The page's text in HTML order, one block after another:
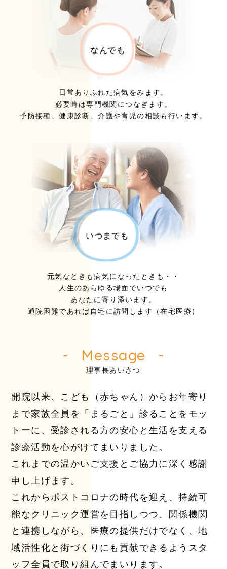
日常ありふれた病気をみます。
必要時は専門機関につなぎます。
予防接種、健康診断、介護や育児の相談も行います。
元気なときも病気になったときも・・
人生のあらゆる場面でいつでも
あなたに寄り添います。
通院困難であれば自宅に訪問します（在宅医療）
理事長あいさつ
Message
開院以来、こども（赤ちゃん）からお年寄り
まで家族全員を「まるごと」診ることをモッ
トーに、 受診される方の安心と生活を支える
診療活動を心がけてまいりました。
これまでの温かいご支援とご協力に深く感謝
申し上げます。
これからポストコロナの時代を迎え、持続可
能なクリニック運営を目指しつつ、
関係機関
と連携しながら、医療の提供だけでなく、 地
域活性化と街づくりにも貢献できるよう スタ
ッフ全員で取り組んでまいります。